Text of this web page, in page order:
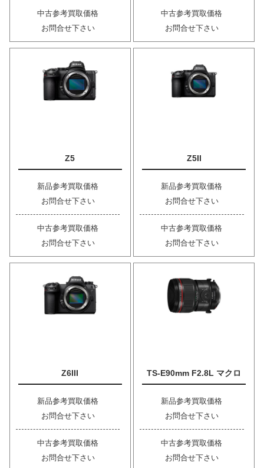
中古参考買取価格
お問合せ下さい
中古参考買取価格
お問合せ下さい
Z5
新品参考買取価格
お問合せ下さい
中古参考買取価格
お問合せ下さい
Z5II
新品参考買取価格
お問合せ下さい
中古参考買取価格
お問合せ下さい
Z6III
新品参考買取価格
お問合せ下さい
中古参考買取価格
お問合せ下さい
TS-E90mm F2.8L マクロ
新品参考買取価格
お問合せ下さい
中古参考買取価格
お問合せ下さい